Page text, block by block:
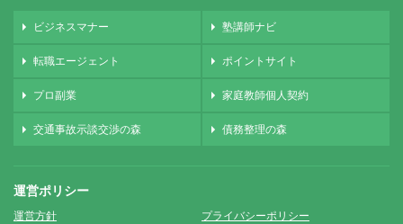
ビジネスマナー 塾講師ナビ
転職エージェント ポイントサイト
プロ副業 家庭教師個人契約
交通事故示談交渉の森 債務整理の森
運営ポリシー
運営方針 プライバシーポリシー